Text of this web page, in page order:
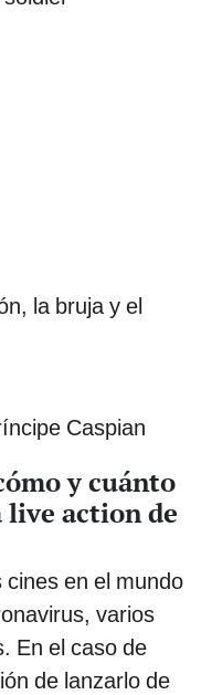
la bruja y el
Caspian
y cuánto
live action de
en el mundo
varios
En el caso de
de lanzarlo de